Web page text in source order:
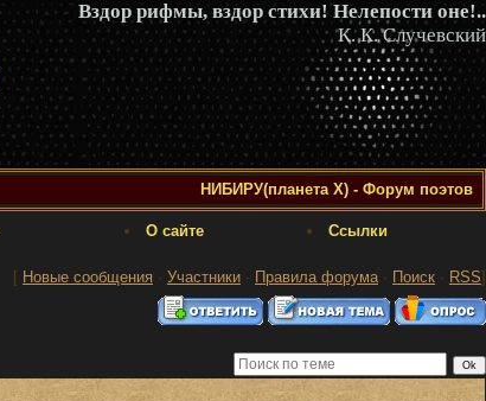
Вздор рифмы, вздор стихи! Нелепости оне!..
К. К. Случевский
НИБИРУ(планета Х) - Форум поэтов
О сайте Ссылки
[ Новые сообщения · Участники · Правила форума· Поиск · RSS]